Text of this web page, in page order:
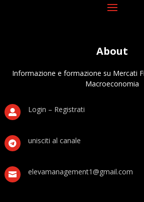
About
Informazione e formazione su Mercati
Macroeconomia
 Login – Registrati
 unisciti al canale
 elevamanagement1@gmail.com